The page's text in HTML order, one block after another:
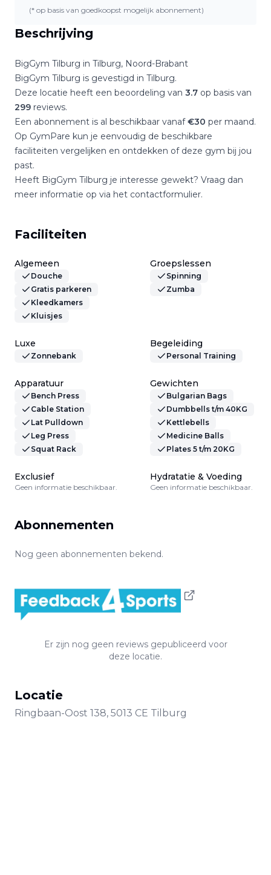
Beschrijving
BigGym Tilburg in Tilburg, Noord-Brabant
BigGym Tilburg is gevestigd in Tilburg.
Deze locatie heeft een beoordeling van 3.7 op basis van
299 reviews.
Een abonnement is al beschikbaar vanaf€30 per maand.
Op GymPare kun je eenvoudig de beschikbare
faciliteiten vergelijken en ontdekken of deze gym bij jou
past.
Heeft BigGym Tilburg je interesse gewekt? Vraag dan
meer informatie op via het contactformulier.
Faciliteiten
Algemeen
Douche
Gratis parkeren
Kleedkamers
Kluisjes
Groepslessen
Spinning
Zumba
Luxe
Zonnebank
Begeleiding
Personal Training
Apparatuur
Bench Press
Cable Station
Lat Pulldown
Leg Press
Squat Rack
Gewichten
Bulgarian Bags
Dumbbells t/m 40KG
Kettlebells
Medicine Balls
Plates 5 t/m 20KG
Exclusief
Geen informatie beschikbaar.
Hydratatie & Voeding
Geen informatie beschikbaar.
Abonnementen
Nog geen abonnementen bekend.
(* op basis van goedkoopst mogelijk abonnement)
Er zijn nog geen reviews gepubliceerd voor
deze locatie.
Locatie
Ringbaan-Oost 138, 5013 CE Tilburg